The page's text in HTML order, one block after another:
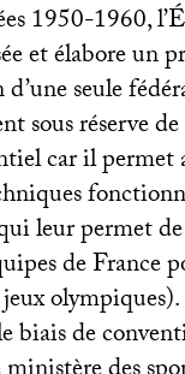
1950-1960,
et élabore un
seule
sous réserve
car il
leur permet
de France
biais de